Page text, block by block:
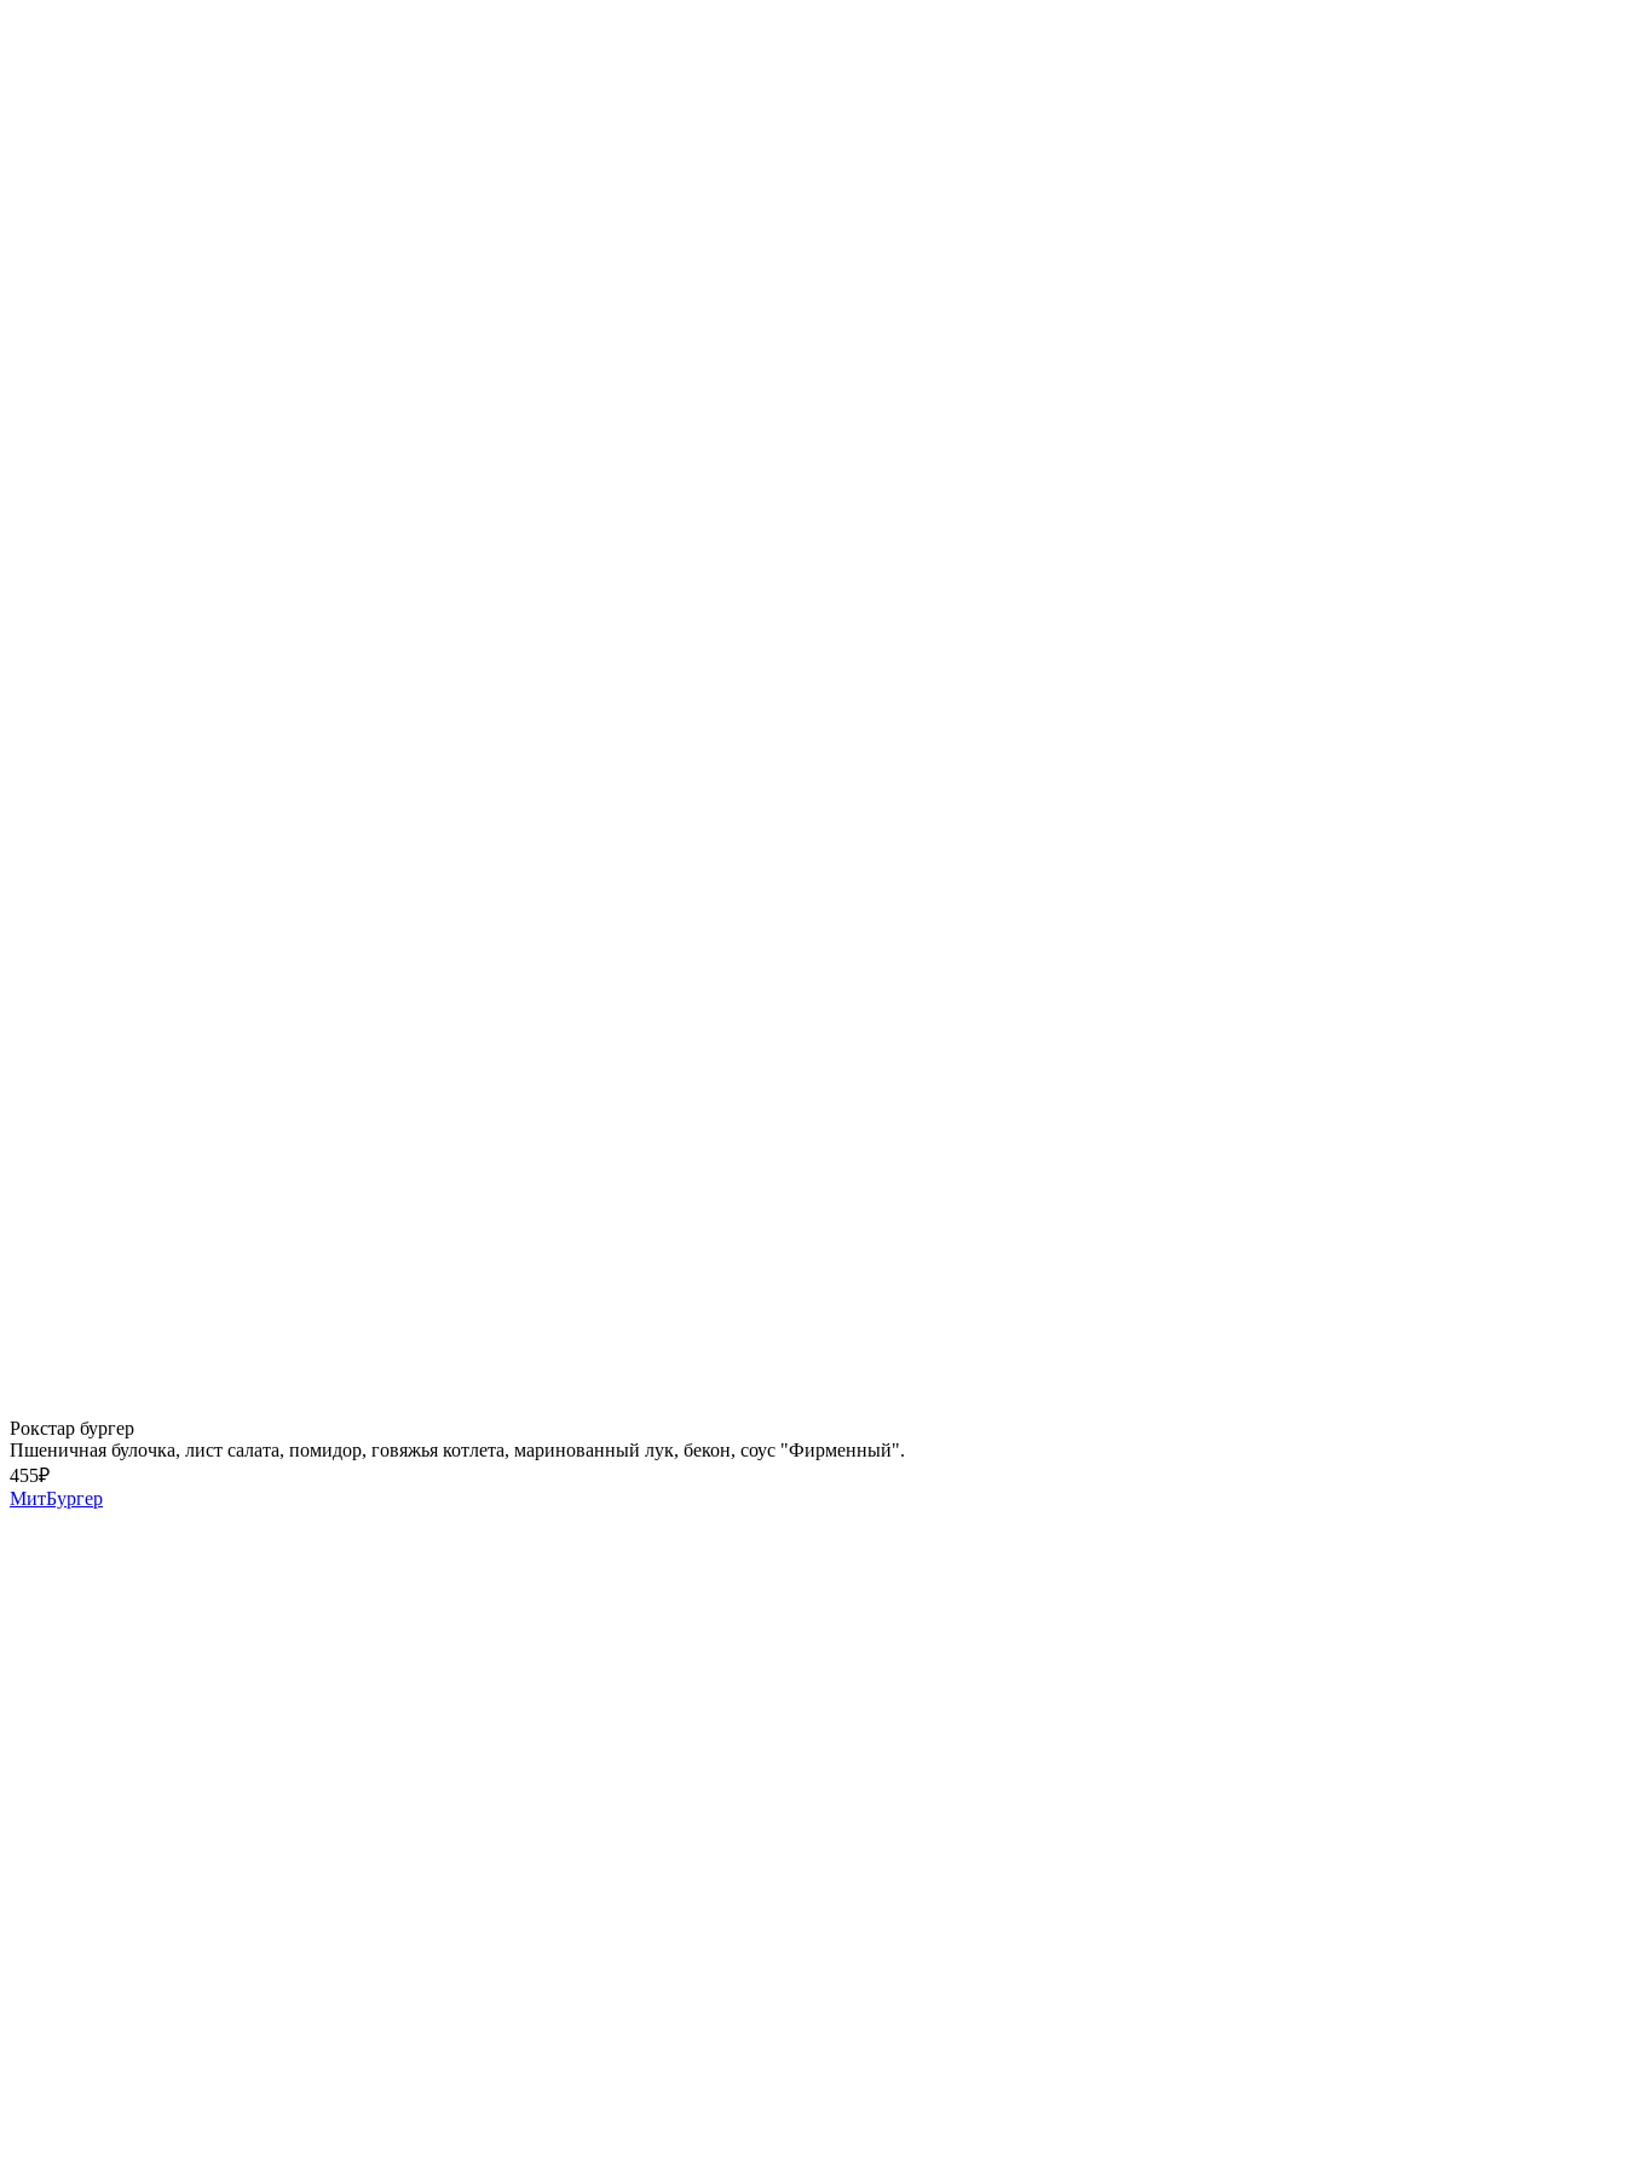
Рокстар бургер
Пшеничная булочка, лист салата, помидор, говяжья котлета, маринованный лук, бекон, соус "Фирменный".
455₽
МитБургер